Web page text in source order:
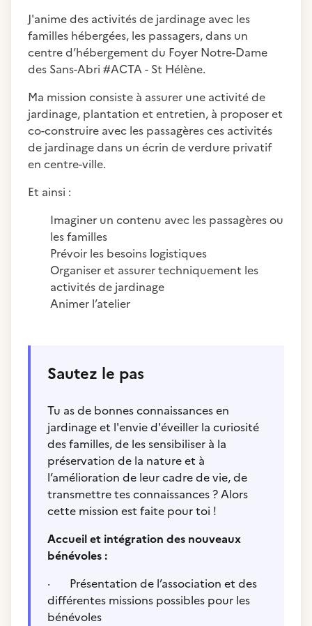
J'anime des activités de jardinage avec les
familles hébergées, les passagers, dans un
centre d’hébergement du Foyer Notre-Dame
des Sans-Abri #ACTA - St Hélène.
Ma mission consiste à assurer une activité de
jardinage, plantation et entretien, à proposer et
co-construire avec les passagères ces activités
de jardinage dans un écrin de verdure privatif
en centre-ville.
Et ainsi :
Imaginer un contenu avec les passagères ou
les familles
Prévoir les besoins logistiques
Organiser et assurer techniquement les
activités de jardinage
Animer l’atelier
Sautez le pas
Tu as de bonnes connaissances en
jardinage et l'envie d'éveiller la curiosité
des familles, de les sensibiliser à la
préservation de la nature et à
l’amélioration de leur cadre de vie, de
transmettre tes connaissances ? Alors
cette mission est faite pour toi !
Accueil et intégration des nouveaux
bénévoles :
· Présentation de l’association et des
différentes missions possibles pour les
bénévoles